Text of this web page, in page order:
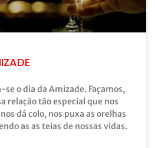
o dia da Amizade. Façamos,
relação tão especial que nos
dá colo, nos puxa as orelhas
as as teias de nossas vidas.